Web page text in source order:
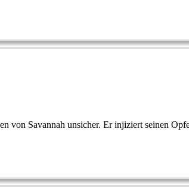
von Savannah unsicher. Er injiziert seinen